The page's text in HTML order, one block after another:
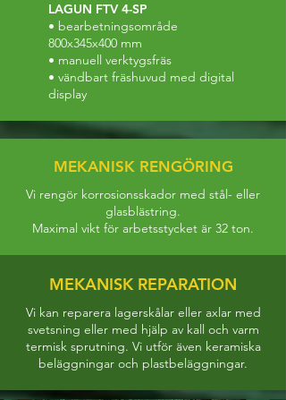
LAGUN FTV 4-SP
• bearbetningsområde
800x345x400 mm
• manuell verktygsfräs
• vändbart fräshuvud med digital
display
MEKANISK RENGÖRING
Vi rengör korrosionsskador med stål- eller
glasblästring.
Maximal vikt för arbetsstycket är 32 ton.
MEKANISK REPARATION
Vi kan reparera lagerskålar eller axlar med
svetsning eller med hjälp av kall och varm
termisk sprutning. Vi utför även keramiska
beläggningar och plastbeläggningar.